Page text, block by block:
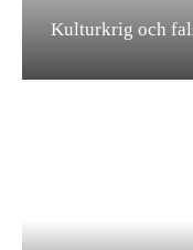
Kulturkrig och